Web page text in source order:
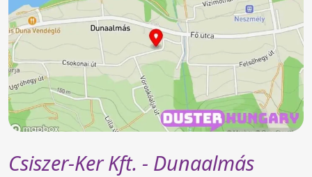
Csiszer-Ker Kft. - Dunaalmás